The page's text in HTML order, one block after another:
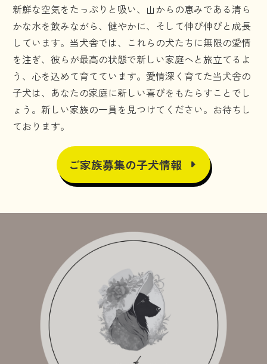
新鮮な空気をたっぷりと吸い、山からの恵みである清ら
かな水を飲みながら、健やかに、そして伸び伸びと成長
しています。当犬舎では、これらの犬たちに無限の愛情
を注ぎ、彼らが最高の状態で新しい家庭へと旅立てるよ
う、心を込めて育てています。愛情深く育てた当犬舎の
子犬は、あなたの家庭に新しい喜びをもたらすことでし
ょう。新しい家族の一員を見つけてください。お待ちし
ております。
ご家族募集の子犬情報